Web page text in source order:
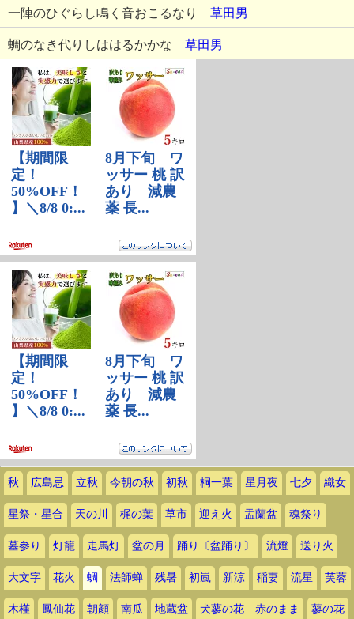
一陣のひぐらし鳴く音おこるなり 草田男
蜩のなき代りしははるかかな 草田男
秋 広島忌 立秋 今朝の秋 初秋 桐一葉 星月夜 七夕 織女
星祭・星合 天の川 梶の葉 草市 迎え火 盂蘭盆 魂祭り
墓参り 灯籠 走馬灯 盆の月 踊り〔盆踊り〕 流燈 送り火
大文字 花火 蜩 法師蝉 残暑 初嵐 新涼 稲妻 流星 芙蓉
木槿 鳳仙花 朝顔 南瓜 地蔵盆 犬蓼の花 赤のまま 蓼の花